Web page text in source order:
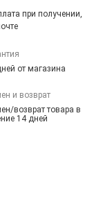
при получении,
от магазина
и возврат
возврат товара в
14 дней